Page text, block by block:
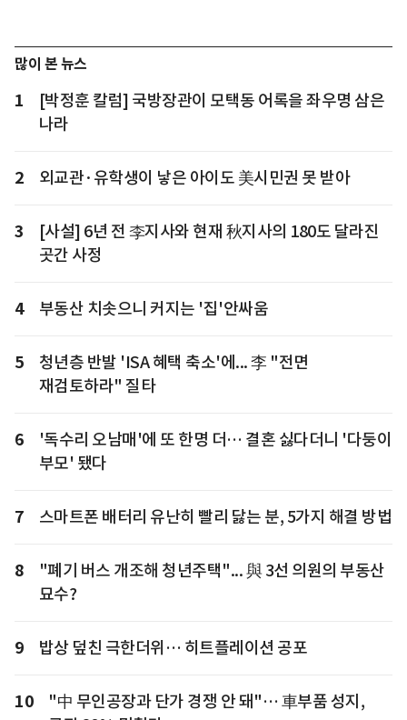
많이 본 뉴스
1
[박정훈 칼럼] 국방장관이 모택동 어록을 좌우명 삼은
나라
2 외교관·유학생이 낳은 아이도 美시민권 못 받아
3
[사설] 6년 전 李지사와 현재 秋지사의 180도 달라진
곳간 사정
4 부동산 치솟으니 커지는 '집'안싸움
5
청년층 반발 'ISA 혜택 축소'에... 李 "전면
재검토하라" 질타
6
'독수리 오남매'에 또 한명 더… 결혼 싫다더니 '다둥이
부모' 됐다
7 스마트폰 배터리 유난히 빨리 닳는 분, 5가지 해결 방법
8
"폐기 버스 개조해 청년주택"... 與 3선 의원의 부동산
묘수?
9 밥상 덮친 극한더위… 히트플레이션 공포
10
"中 무인공장과 단가 경쟁 안 돼"… 車부품 성지,